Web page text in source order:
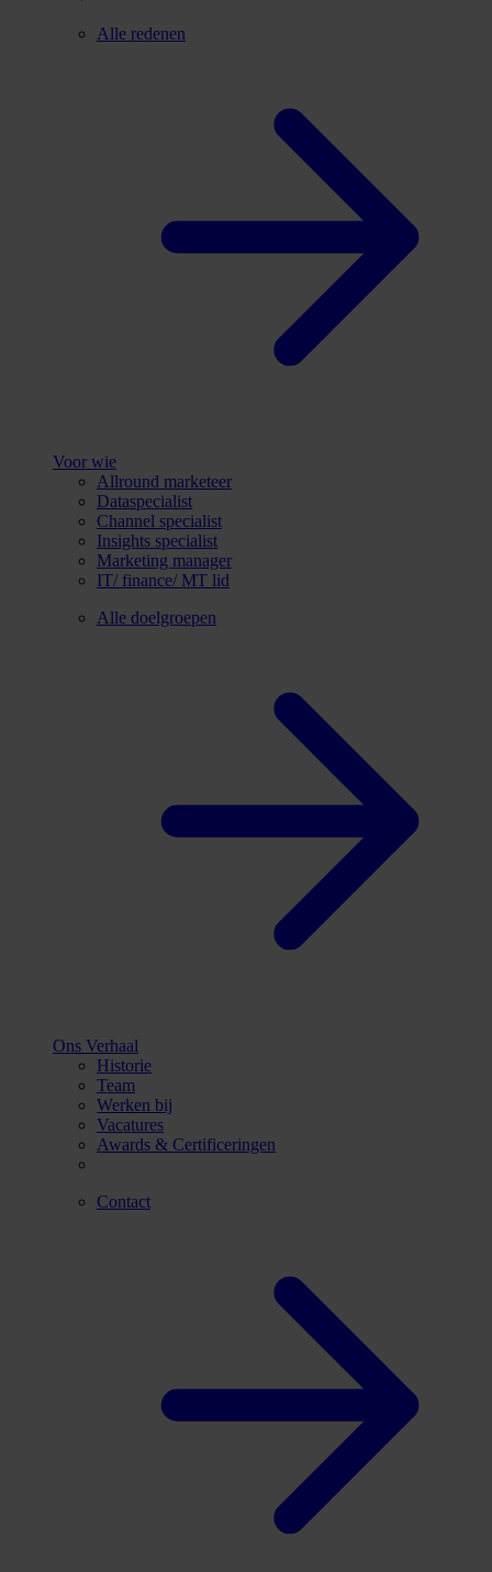
Alle redenen
Voor wie
Allround marketeer
Dataspecialist
Channel specialist
Insights specialist
Marketing manager
IT/ finance/ MT lid
Alle doelgroepen
Ons Verhaal
Historie
Team
Werken bij
Vacatures
Awards & Certificeringen
Contact